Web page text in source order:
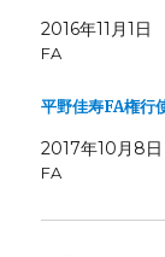
2016年11月1日
FA
平野佳寿FA権行
2017年10月8日
FA